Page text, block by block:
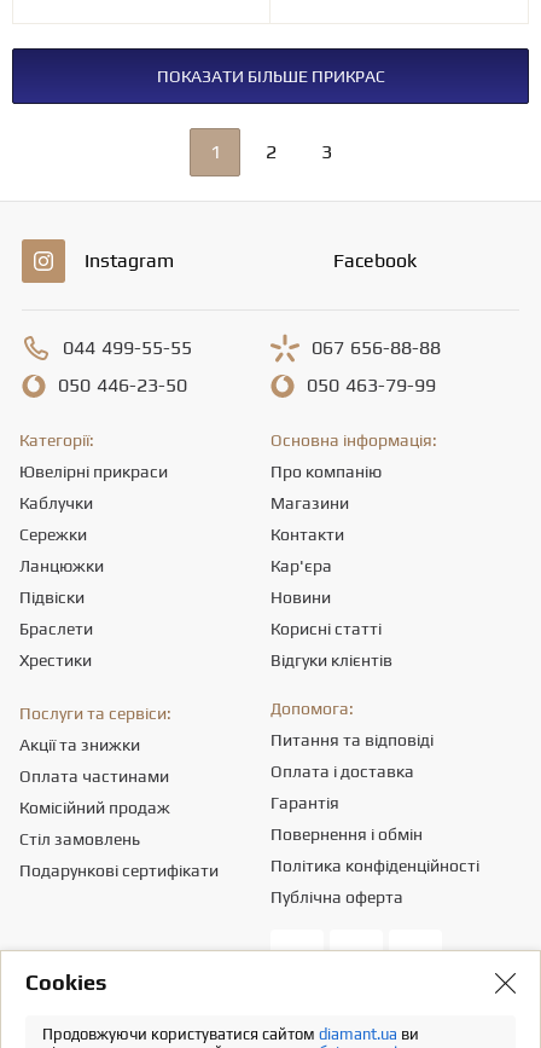
ПОКАЗАТИ БІЛЬШЕ ПРИКРАС
1 2 3
Instagram Facebook
044 499-55-55
050 446-23-50
067 656-88-88
050 463-79-99
Категорії:
Ювелірні прикраси
Каблучки
Сережки
Ланцюжки
Підвіски
Браслети
Хрестики
Основна інформація:
Про компанію
Магазини
Контакти
Кар'єра
Новини
Корисні статті
Відгуки клієнтів
Послуги та сервіси:
Акції та знижки
Оплата частинами
Комісійний продаж
Стіл замовлень
Подарункові сертифікати
Допомога:
Питання та відповіді
Оплата і доставка
Гарантія
Повернення і обмін
Політика конфіденційності
Публічна оферта
Місцезнаходження - 03151, м. Київ, вул. Смілянська, 8,
ідентифікаційний код згідно ЄДР – 43665334.
Сookies
Продовжуючи користуватися сайтом diamant.ua ви